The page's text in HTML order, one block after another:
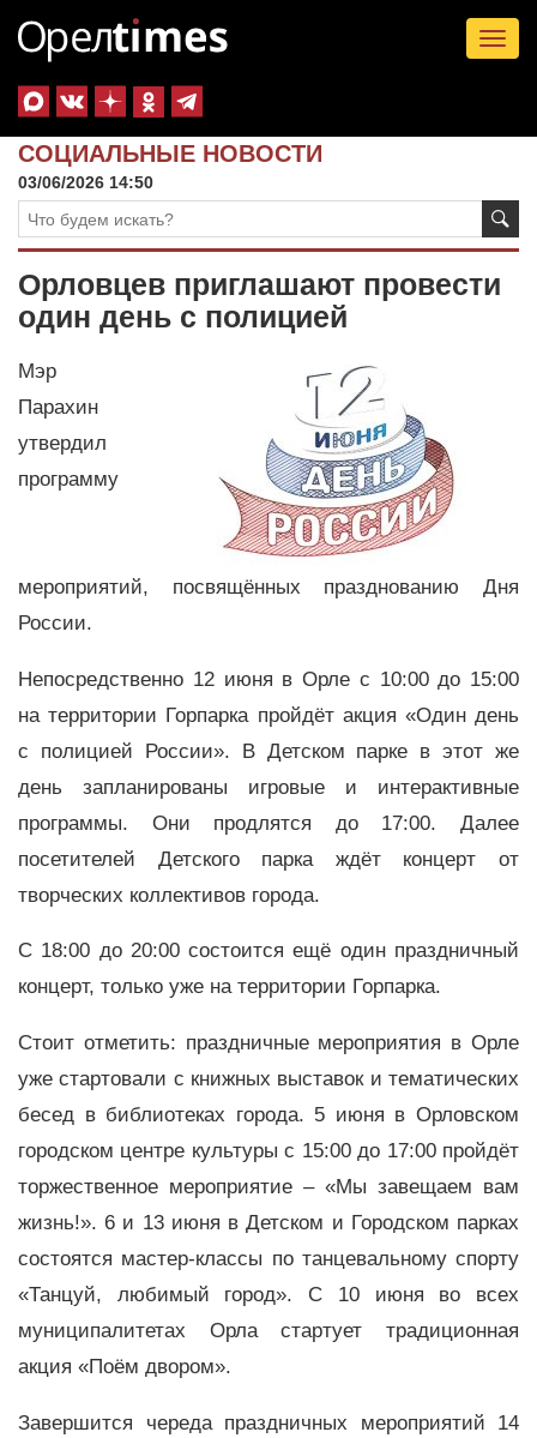
СОЦИАЛЬНЫЕ НОВОСТИ
03/06/2026 14:50
Орловцев приглашают провести
один день с полицией
Мэр
Парахин
утвердил
программу
мероприятий, посвящённых празднованию Дня
России.
Непосредственно 12 июня в Орле с 10:00 до 15:00
на территории Горпарка пройдёт акция «Один день
с полицией России». В Детском парке в этот же
день запланированы игровые и интерактивные
программы. Они продлятся до 17:00. Далее
посетителей Детского парка ждёт концерт от
творческих коллективов города.
С 18:00 до 20:00 состоится ещё один праздничный
концерт, только уже на территории Горпарка.
Стоит отметить: праздничные мероприятия в Орле
уже стартовали с книжных выставок и тематических
бесед в библиотеках города. 5 июня в Орловском
городском центре культуры с 15:00 до 17:00 пройдёт
торжественное мероприятие – «Мы завещаем вам
жизнь!». 6 и 13 июня в Детском и Городском парках
состоятся мастер-классы по танцевальному спорту
«Танцуй, любимый город». С 10 июня во всех
муниципалитетах Орла стартует традиционная
акция «Поём двором».
Завершится череда праздничных мероприятий 14